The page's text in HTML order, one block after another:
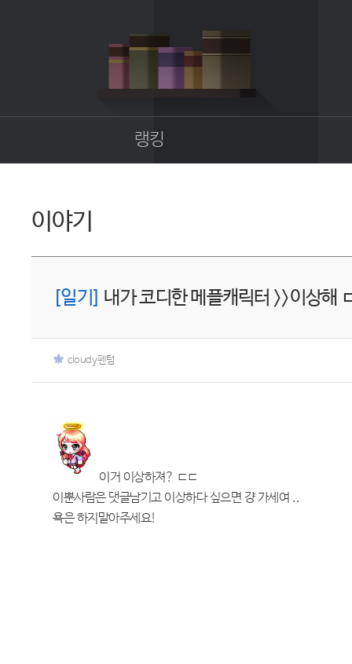
랭킹
이야기
[일기] 내가 코디한 메플캐릭터 >>이상해
cloudy펜텀
이거 이상하져? ㄷㄷ
이뿐사람은 댓글남기고 이상하다 싶으면 걍 가세여 ..
욕은 하지말아주세요!